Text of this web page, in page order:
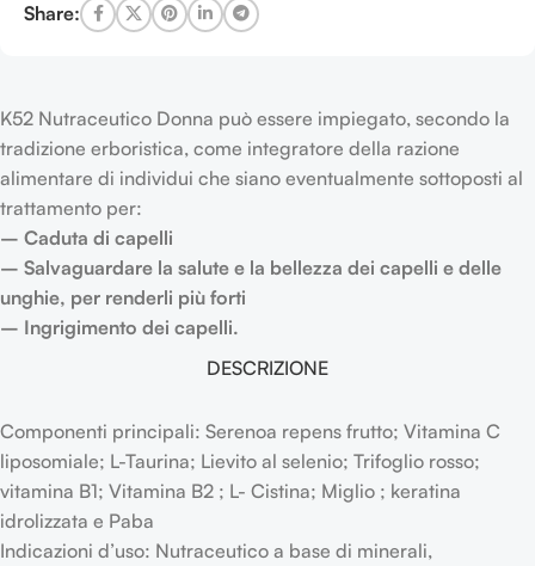
Share:
K52 Nutraceutico Donna può essere impiegato, secondo la
tradizione erboristica, come integratore della razione
alimentare di individui che siano eventualmente sottoposti al
trattamento per:
– Caduta di capelli
– Salvaguardare la salute e la bellezza dei capelli e delle
unghie, per renderli più forti
– Ingrigimento dei capelli.
DESCRIZIONE
Componenti principali: Serenoa repens frutto; Vitamina C
liposomiale; L-Taurina; Lievito al selenio; Trifoglio rosso;
vitamina B1; Vitamina B2 ; L- Cistina; Miglio ; keratina
idrolizzata e Paba
Indicazioni d’uso: Nutraceutico a base di minerali,